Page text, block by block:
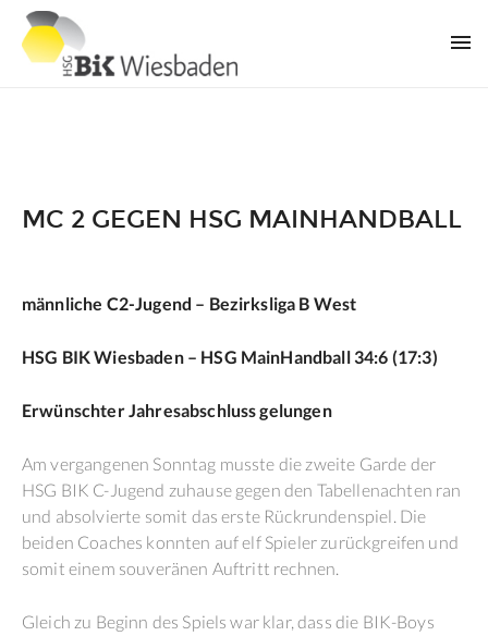
MC 2 GEGEN HSG MAINHANDBALL
männliche C2-Jugend – Bezirksliga B West
HSG BIK Wiesbaden – HSG MainHandball 34:6 (17:3)
Erwünschter Jahresabschluss gelungen
Am vergangenen Sonntag musste die zweite Garde der
HSG BIK C-Jugend zuhause gegen den Tabellenachten ran
und absolvierte somit das erste Rückrundenspiel. Die
beiden Coaches konnten auf elf Spieler zurückgreifen und
somit einem souveränen Auftritt rechnen.
Gleich zu Beginn des Spiels war klar, dass die BIK-Boys